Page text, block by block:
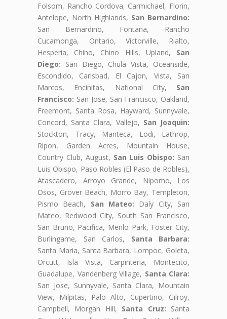
Folsom, Rancho Cordova, Carmichael, Florin,
Antelope, North Highlands, San Bernardino:
San Bernardino, Fontana, Rancho
Cucamonga, Ontario, Victorville, Rialto,
Hesperia, Chino, Chino Hills, Upland, San
Diego: San Diego, Chula Vista, Oceanside,
Escondido, Carlsbad, El Cajon, Vista, San
Marcos, Encinitas, National City, San
Francisco: San Jose, San Francisco, Oakland,
Freemont, Santa Rosa, Hayward, Sunnyvale,
Concord, Santa Clara, Vallejo, San Joaquin:
Stockton, Tracy, Manteca, Lodi, Lathrop,
Ripon, Garden Acres, Mountain House,
Country Club, August, San Luis Obispo: San
Luis Obispo, Paso Robles (El Paso de Robles),
Atascadero, Arroyo Grande, Nipomo, Los
Osos, Grover Beach, Morro Bay, Templeton,
Pismo Beach, San Mateo: Daly City, San
Mateo, Redwood City, South San Francisco,
San Bruno, Pacifica, Menlo Park, Foster City,
Burlingame, San Carlos, Santa Barbara:
Santa Maria, Santa Barbara, Lompoc, Goleta,
Orcutt, Isla Vista, Carpinteria, Montecito,
Guadalupe, Vandenberg Village, Santa Clara:
San Jose, Sunnyvale, Santa Clara, Mountain
View, Milpitas, Palo Alto, Cupertino, Gilroy,
Campbell, Morgan Hill, Santa Cruz: Santa